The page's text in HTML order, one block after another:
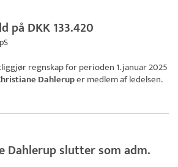
på DKK 133.420
regnskap for perioden 1. januar 2025
Dahleruper medlem af ledelsen.
Dahlerup slutter som adm.